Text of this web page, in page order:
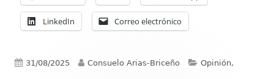
LinkedIn Correo electrónico
Publicado
31/08/2025 Autor
Consuelo Arias-Briceño Categorías
Opinión,